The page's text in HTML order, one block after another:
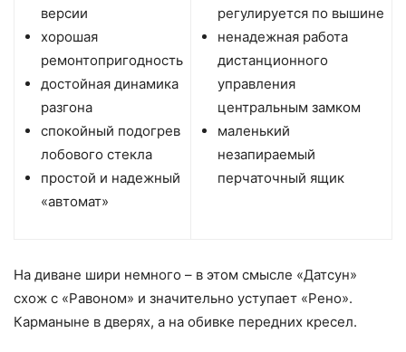
версии
хорошая
ремонтопригодность
достойная динамика
разгона
спокойный подогрев
лобового стекла
простой и надежный
«автомат»
регулируется по вышине
ненадежная работа
дистанционного
управления
центральным замком
маленький
незапираемый
перчаточный ящик
На диване шири немного – в этом смысле «Датсун»
схож с «Равоном» и значительно уступает «Рено».
Карманыне в дверях, а на обивке передних кресел.